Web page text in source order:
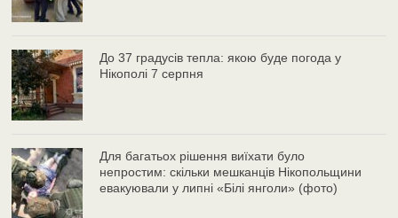
До 37 градусів тепла: якою буде погода у
Нікополі 7 серпня
Для багатьох рішення виїхати було
непростим: скільки мешканців Нікопольщини
евакуювали у липні «Білі янголи» (фото)